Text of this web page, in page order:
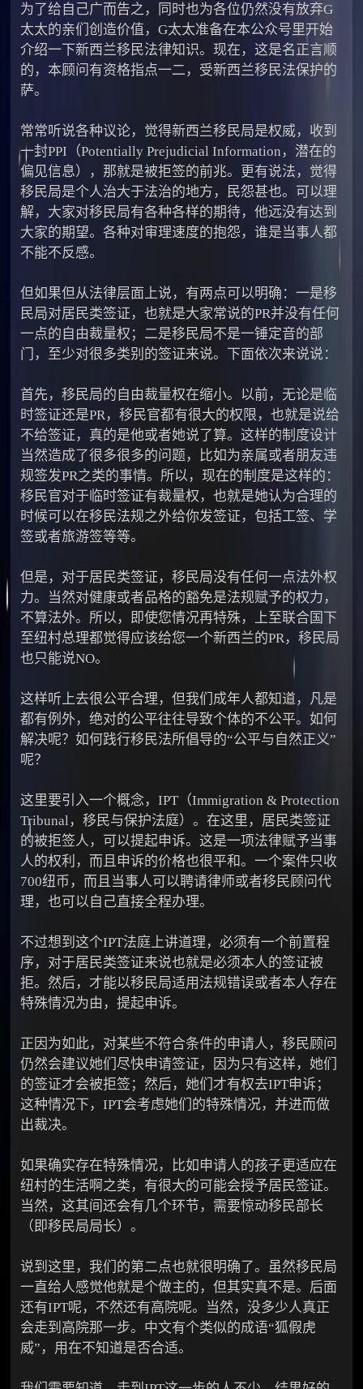
为了给自己广而告之，同时也为各位仍然没有放弃G
太太的亲们创造价值，G太太准备在本公众号里开始
介绍一下新西兰移民法律知识。现在，这是名正言顺
的，本顾问有资格指点一二，受新西兰移民法保护的
萨。
常常听说各种议论，觉得新西兰移民局是权威，收到
一封PPI（Potentially Prejudicial Information，潜在的
偏见信息），那就是被拒签的前兆。更有说法，觉得
移民局是个人治大于法治的地方，民怨甚也。可以理
解，大家对移民局有各种各样的期待，他远没有达到
大家的期望。各种对审理速度的抱怨，谁是当事人都
不能不反感。
但如果但从法律层面上说，有两点可以明确：一是移
民局对居民类签证，也就是大家常说的PR并没有任何
一点的自由裁量权；二是移民局不是一锤定音的部
门，至少对很多类别的签证来说。下面依次来说说：
首先，移民局的自由裁量权在缩小。以前，无论是临
时签证还是PR，移民官都有很大的权限，也就是说给
不给签证，真的是他或者她说了算。这样的制度设计
当然造成了很多很多的问题，比如为亲属或者朋友违
规签发PR之类的事情。所以，现在的制度是这样的：
移民官对于临时签证有裁量权，也就是她认为合理的
时候可以在移民法规之外给你发签证，包括工签、学
签或者旅游签等等。
但是，对于居民类签证，移民局没有任何一点法外权
力。当然对健康或者品格的豁免是法规赋予的权力，
不算法外。所以，即使您情况再特殊，上至联合国下
至纽村总理都觉得应该给您一个新西兰的PR，移民局
也只能说NO。
这样听上去很公平合理，但我们成年人都知道，凡是
都有例外，绝对的公平往往导致个体的不公平。如何
解决呢？如何践行移民法所倡导的“公平与自然正义”
呢？
这里要引入一个概念，IPT（Immigration & Protection
Tribunal，移民与保护法庭）。在这里，居民类签证
的被拒签人，可以提起申诉。这是一项法律赋予当事
人的权利，而且申诉的价格也很平和。一个案件只收
700纽币，而且当事人可以聘请律师或者移民顾问代
理，也可以自己直接全程办理。
不过想到这个IPT法庭上讲道理，必须有一个前置程
序，对于居民类签证来说也就是必须本人的签证被
拒。然后，才能以移民局适用法规错误或者本人存在
特殊情况为由，提起申诉。
正因为如此，对某些不符合条件的申请人，移民顾问
仍然会建议她们尽快申请签证，因为只有这样，她们
的签证才会被拒签；然后，她们才有权去IPT申诉；
这种情况下，IPT会考虑她们的特殊情况，并进而做
出裁决。
如果确实存在特殊情况，比如申请人的孩子更适应在
纽村的生活啊之类，有很大的可能会授予居民签证。
当然，这其间还会有几个环节，需要惊动移民部长
（即移民局局长）。
说到这里，我们的第二点也就很明确了。虽然移民局
一直给人感觉他就是个做主的，但其实真不是。后面
还有IPT呢，不然还有高院呢。当然，没多少人真正
会走到高院那一步。中文有个类似的成语“狐假虎
威”，用在不知道是否合适。